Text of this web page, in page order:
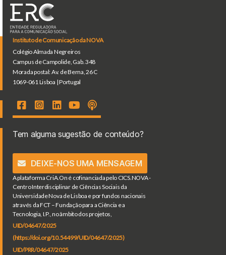
Instituto de Comunicação da NOVA
Colégio Almada Negreiros
Campus de Campolide, Gab. 348
Morada postal: Av. de Berna, 26 C
1069-061 Lisboa | Portugal
Tem alguma sugestão de conteúdo?
DEIXE-NOS UMA MENSAGEM
A plataforma CriA.On é cofinanciada pelo CICS.NOVA -
Centro Interdisciplinar de Ciências Sociais da
Universidade Nova de Lisboa e por fundos nacionais
através da FCT – Fundação para a Ciência e a
Tecnologia, I.P., no âmbito dos projetos,
UID/04647/2025
(https://doi.org/10.54499/UID/04647/2025)
UID/PRR/04647/2025